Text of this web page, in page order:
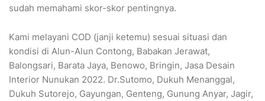
sudah memahami skor-skor pentingnya.
Kami melayani COD (janji ketemu) sesuai situasi dan
kondisi di Alun-Alun Contong, Babakan Jerawat,
Balongsari, Barata Jaya, Benowo, Bringin, Jasa Desain
Interior Nunukan 2022. Dr.Sutomo, Dukuh Menanggal,
Dukuh Sutorejo, Gayungan, Genteng, Gunung Anyar, Jagir,